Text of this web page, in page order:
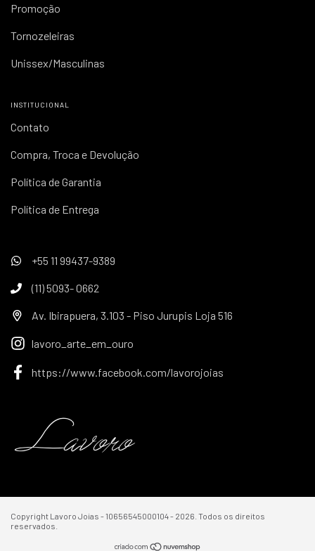
Promoção
Tornozeleiras
Unissex/Masculinas
INSTITUCIONAL
Contato
Compra, Troca e Devolução
Política de Garantia
Política de Entrega
+55 11 99437-9389
(11) 5093- 0662
Av. Ibirapuera, 3.103 - Piso Jurupis Loja 516
lavoro_arte_em_ouro
https://www.facebook.com/lavorojoias
Copyright Lavoro Joias - 10656545000104 - 2026. Todos os direitos
reservados.